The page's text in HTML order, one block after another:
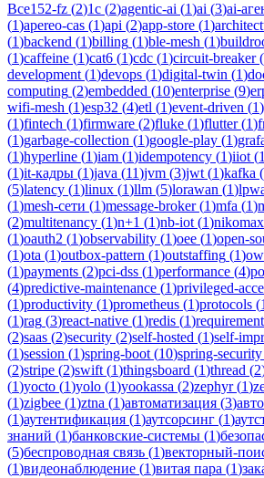
Все152-fz (2)1c (2)agentic-ai (1)ai (3)ai-
(1)apereo-cas (1)api (2)app-store (1)
(1)backend (1)billing (1)ble-mesh (1)
(1)caffeine (1)cat6 (1)cdc (1)circuit-breaker(
development (1)devops (1)digital-twin (1)
computing (2)embedded (10)enterprise (9)
wifi-mesh (1)esp32 (4)etl (1)event-driven (1)
(1)fintech (1)firmware (2)fluke (1)flutter(1)
(1)garbage-collection (1)google-play (1)
(1)hyperline (1)iam (1)idempotency (1)iiot (1
(1)it-кадры (1)java (11)jvm (3)jwt (1)kafka (
(5)latency (1)linux (1)llm (5)lorawan (1)
(1)mesh-сети (1)message-broker(1)mfa (1)
(2)multitenancy (1)n+1 (1)nb-iot (1)nikomax
(1)oauth2 (1)observability (1)oee (1)open-
(1)ota (1)outbox-pattern (1)outstaffing (1)
(1)payments (2)pci-dss (1)performance (4)
(4)predictive-maintenance (1)privileged-
(1)productivity (1)prometheus (1)protocols (1
(1)rag (3)react-native (1)redis (1)
(2)saas (2)security (2)self-hosted (1)self-
(1)session (1)spring-boot (10)spring-security
(2)stripe (2)swift (1)thingsboard (1)thread (2
(1)yocto (1)yolo (1)yookassa (2)zephyr(1)
(1)zigbee (1)ztna (1)автоматизация (3)
(1)аутентификация (1)аутсорсинг (1)
знаний (1)банковские-системы (1)
(5)беспроводная связь (1)векторный-
(1)видеонаблюдение (1)витая пара (1)